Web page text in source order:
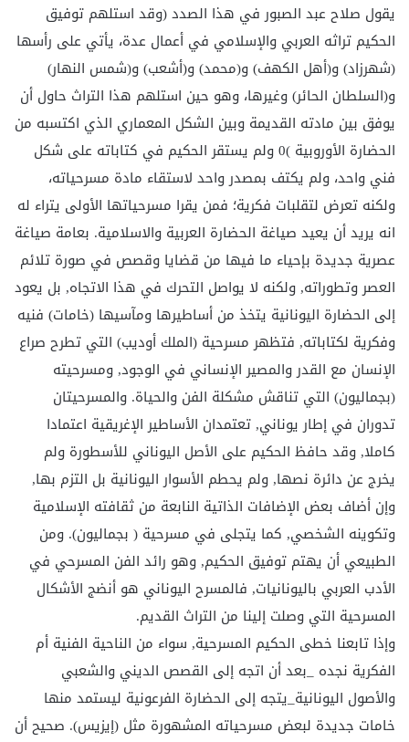
يقول صلاح عبد الصبور في هذا الصدد (وقد استلهم توفيق
الحكيم تراثه العربي والإسلامي في أعمال عدة، يأتي على رأسها
(شهرزاد) و(أهل الكهف) و(محمد) و(أشعب) و(شمس النهار)
و(السلطان الحائر) وغيرها، وهو حين استلهم هذا التراث حاول أن
يوفق بين مادته القديمة وبين الشكل المعماري الذي اكتسبه من
الحضارة الأوروبية )0 ولم يستقر الحكيم في كتاباته على شكل
فني واحد، ولم يكتف بمصدر واحد لاستقاء مادة مسرحياته،
ولكنه تعرض لتقلبات فكرية؛ فمن يقرا مسرحياتها الأولى يتراء له
انه يريد أن يعيد صياغة الحضارة العربية والاسلامية. بعامة صياغة
عصرية جديدة بإحياء ما فيها من قضايا وقصص في صورة تلائم
العصر وتطوراته, ولكنه لا يواصل التحرك في هذا الاتجاه, بل يعود
إلى الحضارة اليونانية يتخذ من أساطيرها ومآسيها (خامات) فنيه
وفكرية لكتاباته, فتظهر مسرحية (الملك أوديب) التي تطرح صراع
الإنسان مع القدر والمصير الإنساني في الوجود, ومسرحيته
(بجماليون) التي تناقش مشكلة الفن والحياة. والمسرحيتان
تدوران في إطار يوناني, تعتمدان الأساطير الإغريقية اعتمادا
كاملا, وقد حافظ الحكيم على الأصل اليوناني للأسطورة ولم
يخرج عن دائرة نصها, ولم يحطم الأسوار اليونانية بل التزم بها,
وإن أضاف بعض الإضافات الذاتية النابعة من ثقافته الإسلامية
وتكوينه الشخصي, كما يتجلى في مسرحية ( بجماليون). ومن
الطبيعي أن يهتم توفيق الحكيم, وهو رائد الفن المسرحي في
الأدب العربي باليونانيات, فالمسرح اليوناني هو أنضج الأشكال
المسرحية التي وصلت إلينا من التراث القديم.
وإذا تابعنا خطى الحكيم المسرحية, سواء من الناحية الفنية أم
الفكرية نجده _بعد أن اتجه إلى القصص الديني والشعبي
والأصول اليونانية_يتجه إلى الحضارة الفرعونية ليستمد منها
خامات جديدة لبعض مسرحياته المشهورة مثل (إيزيس). صحيح أن